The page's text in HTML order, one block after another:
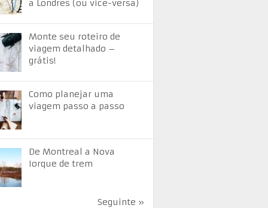
a Londres (ou vice-versa)
Monte seu roteiro de
viagem detalhado –
grátis!
Como planejar uma
viagem passo a passo
De Montreal a Nova
Iorque de trem
Seguinte »